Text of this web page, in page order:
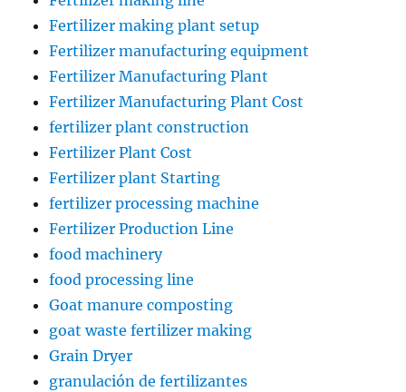
Fertilizer making plant setup
Fertilizer manufacturing equipment
Fertilizer Manufacturing Plant
Fertilizer Manufacturing Plant Cost
fertilizer plant construction
Fertilizer Plant Cost
Fertilizer plant Starting
fertilizer processing machine
Fertilizer Production Line
food machinery
food processing line
Goat manure composting
goat waste fertilizer making
Grain Dryer
granulación de fertilizantes